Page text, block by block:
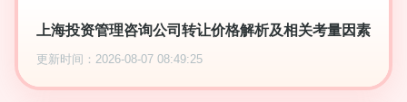
上海投资管理咨询公司转让价格解析及相关考量因素
更新时间：2026-08-07 08:49:25